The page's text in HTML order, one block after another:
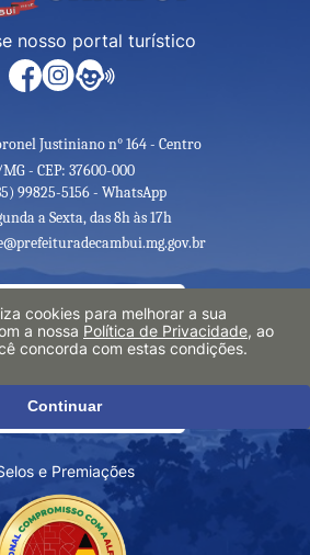
nosso portal turístico
Justiniano n° 164 - Centro
- CEP: 37600-000
99825-5156 - WhatsApp
a Sexta, das 8h às 17h
e Premiações
cookies para melhorar a sua
a nossa Política de Privacidade, ao
concorda com estas condições.
Continuar